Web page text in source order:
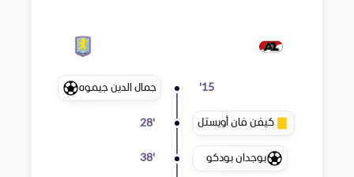
15
' جمال الدين جيموه
كيفن فان أويستل 28'
بوجدان بودكو 38'